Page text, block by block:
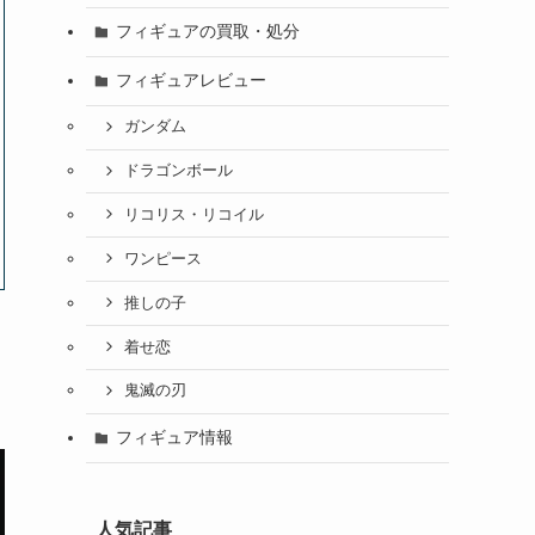
フィギュアの買取・処分
フィギュアレビュー
ガンダム
ドラゴンボール
リコリス・リコイル
ワンピース
推しの子
着せ恋
鬼滅の刃
フィギュア情報
人気記事